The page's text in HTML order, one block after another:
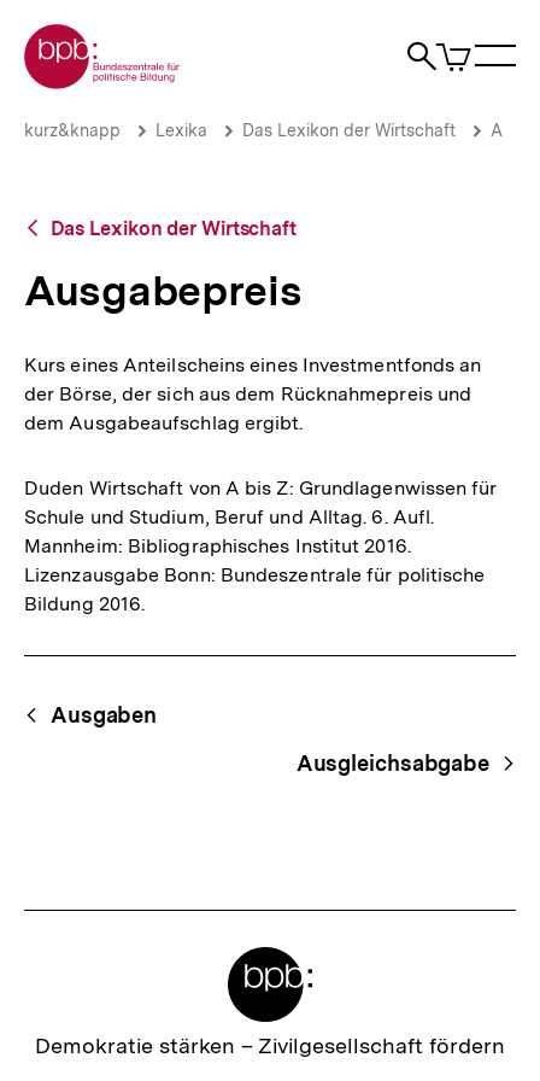
zum
Seiteninhalt
springen
Zur Startseite der bpb
Suche
Artikel
im
Ausgabepreis
Brotkrümelnavigation
Pfadnavigation
kurz&knapp Lexika Das Lexikon der Wirtschaft A
Zurück
Übersicht
Das Lexikon der Wirtschaft
Ausgabepreis
Kurs eines Anteilscheins eines Investmentfonds an
der Börse, der sich aus dem Rücknahmepreis und
dem Ausgabeaufschlag ergibt.
Duden Wirtschaft von A bis Z: Grundlagenwissen für
Schule und Studium, Beruf und Alltag. 6. Aufl.
Mannheim: Bibliographisches Institut 2016.
Lizenzausgabe Bonn: Bundeszentrale für politische
Bildung 2016.
Begriffsnavigation
Content-
Navigation
Ausgaben
Ausgleichsabgabe
Zur
Demokratie stärken – Zivilgesellschaft fördern